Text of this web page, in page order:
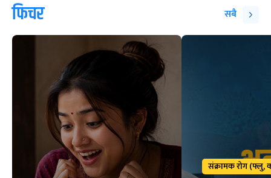
फिचर सबै
संक्रामक रोग (फ्लु,